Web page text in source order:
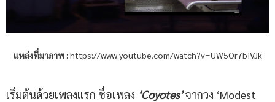
แหล่งที่มาภาพ :https://www.youtube.com/watch?v=UW5Or7bIVJk
เริ่มต้นด้วยเพลงแรก ชื่อเพลง ‘Coyotes’จากวง ‘Modest